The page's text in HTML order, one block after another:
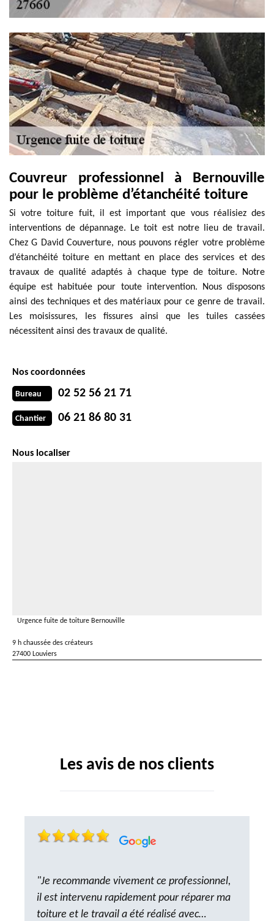
Couvreur professionnel à Bernouville
pour le problème d’étanchéité toiture
Si votre toiture fuit, il est important que vous réalisiez des
interventions de dépannage. Le toit est notre lieu de travail.
Chez G David Couverture, nous pouvons régler votre problème
d’étanchéité toiture en mettant en place des services et des
travaux de qualité adaptés à chaque type de toiture. Notre
équipe est habituée pour toute intervention. Nous disposons
ainsi des techniques et des matériaux pour ce genre de travail.
Les moisissures, les fissures ainsi que les tuiles cassées
nécessitent ainsi des travaux de qualité.
Nos coordonnées
Bureau 02 52 56 21 71
Chantier 06 21 86 80 31
Nous localiser
Urgence fuite de toiture Bernouville
9 h chaussée des créateurs
27400 Louviers
Les avis de nos clients
"Je recommande vivement ce professionnel,
il est intervenu rapidement pour réparer ma
toiture et le travail a été réalisé avec